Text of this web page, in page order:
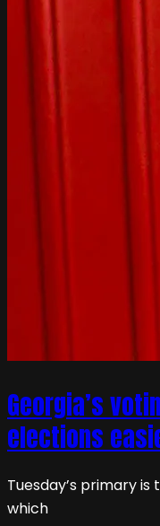
Georgia’s
elections
Tuesday’s primary
which